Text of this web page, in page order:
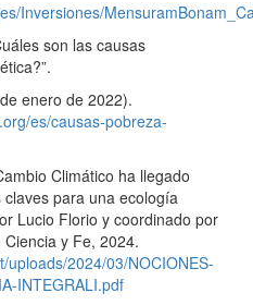
Inversiones/
son las causas
enero de 2022).
es/causas-pobreza-
Climático ha llegado
para una ecología
Lucio Florio y coordinado por
y Fe, 2024.
2024/03/NOCIONES-
INTEGRALI.pdf